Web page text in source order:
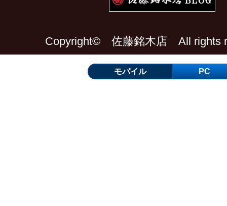
Copyright© 佐藤銘木店 All rights
モバイル PC